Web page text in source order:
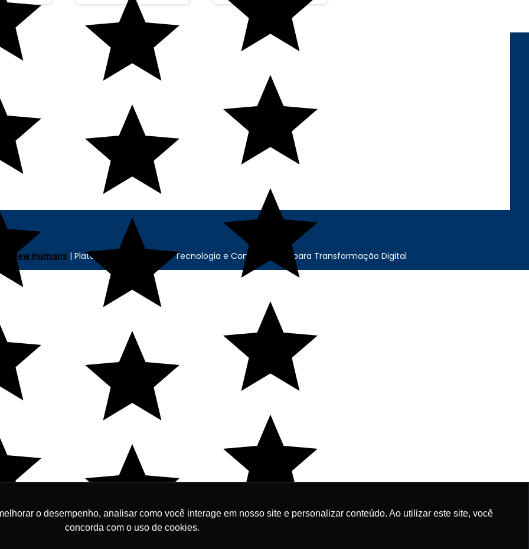
o desempenho, analisar como você interage em nosso site e personalizar conteúdo. Ao utilizar este site, você
concorda com o uso de cookies.
MINHA CONTA
Pedidos
Cadastre-se
New Humans | Plataforma - Tecnologia e Comunicação para Transformação Digital